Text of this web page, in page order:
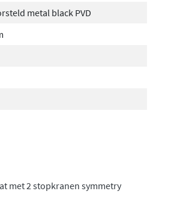
metal black PVD
met 2 stopkranen symmetry